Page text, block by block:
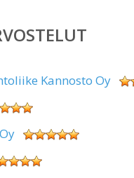
Kannosto Oy